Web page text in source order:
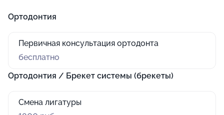
Ортодонтия
Первичная консультация ортодонта
бесплатно
Ортодонтия / Брекет системы (брекеты)
Смена лигатуры